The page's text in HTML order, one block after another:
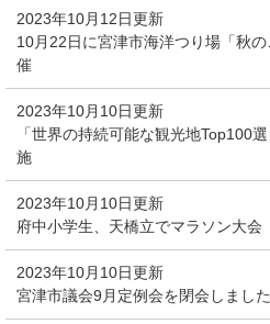
2023年10月12日更新
10月22日に宮津市海洋つり場「秋
催
2023年10月10日更新
「世界の持続可能な観光地Top100
施
2023年10月10日更新
府中小学生、天橋立でマラソン大会
2023年10月10日更新
宮津市議会9月定例会を閉会しました